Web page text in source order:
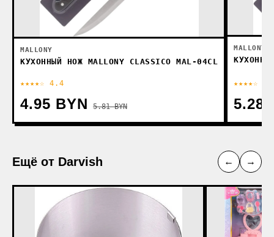
MALLONY
КУХОННЫЙ НОЖ MALLONY CLASSICO MAL-04CL
★★★★☆ 4.4
4.95 BYN 5.81 BYN
MALLONY
★★★★☆
5.28
Ещё от Darvish ← →